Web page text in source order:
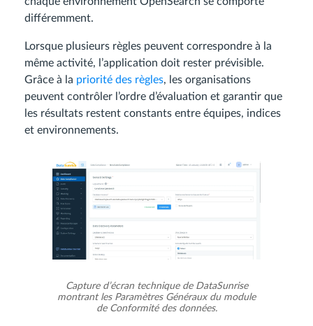
différemment.
Lorsque plusieurs règles peuvent correspondre à la
même activité, l’application doit rester prévisible.
Grâce à la priorité des règles, les organisations
peuvent contrôler l’ordre d’évaluation et garantir que
les résultats restent constants entre équipes, indices
et environnements.
Capture d’écran technique de DataSunrise
montrant les Paramètres Généraux du module
de Conformité des données.